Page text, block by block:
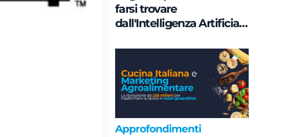
farsi trovare
dall'Intelligenza Artificiale
Governance e non di
parole chiave
Approfondimenti